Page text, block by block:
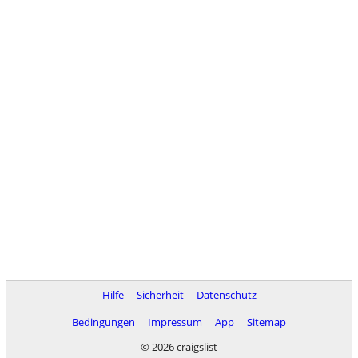
Hilfe Sicherheit
Datenschutz
Bedingungen
Impressum App
Sitemap
© 2026 craigslist